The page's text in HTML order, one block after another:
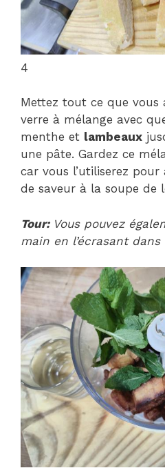
4
Mettez tout ce que vous
verre à mélange avec
menthe et lambeaux
une pâte. Gardez ce
car vous l’utiliserez
de saveur à la soupe de
Tour:Vous pouvez
main en l’écrasant